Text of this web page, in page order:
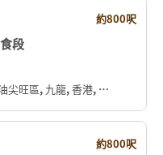
約800呎
段
旺區, 九龍, 香港, 中国
約800呎